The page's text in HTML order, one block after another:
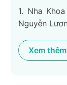
1. Nha
Nguyễn
Xem thêm